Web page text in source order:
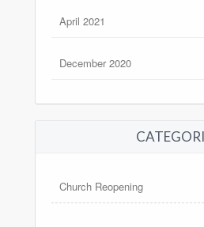
April 2021
December 2020
Church Reopening